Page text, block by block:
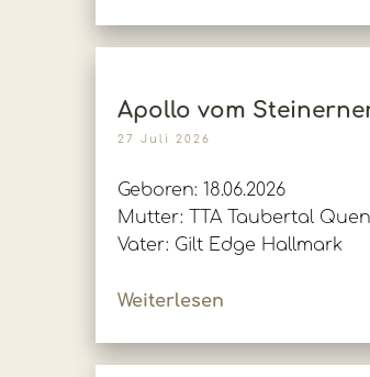
Apollo vom
27 Juli 2026
Geboren: 18.06.2026
Mutter: TTA Taubertal
Vater: Gilt Edge Hallmark
Weiterlesen